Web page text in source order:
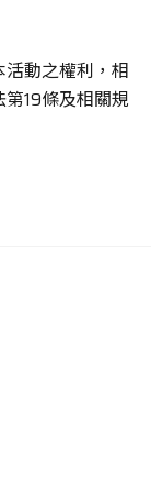
動之權利，相
19條及相關規